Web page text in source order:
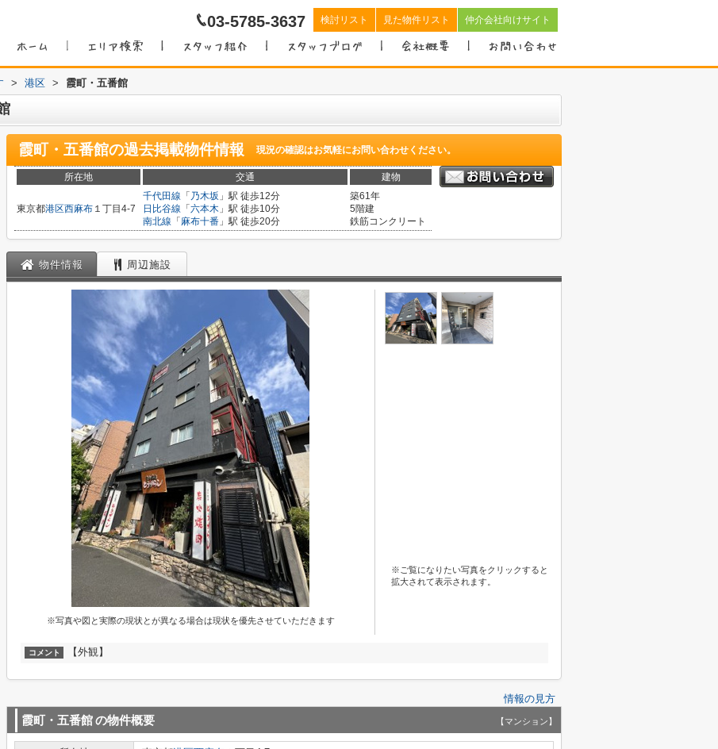
03-5785-3637 検討リスト 見た物件リスト 仲介会社向けサイト
> 港区 > 霞町・五番館
霞町・五番館の過去掲載物件情報 現況の確認はお気軽にお問い合わせください。
所在地 交通 建物
東京都港区西麻布 １丁目4-7
千代田線 「 乃木坂 」駅 徒歩12分
日比谷線 「 六本木 」駅 徒歩10分
南北線 「 麻布十番 」駅 徒歩20分
築61年
5階建
鉄筋コンクリート
物件情報 周辺施設
※写真や図と実際の現状とが異なる場合は現状を優先させていただきます
※ご覧になりたい写真をクリックすると
拡大されて表示されます。
コメント 【外観】
情報の見方
霞町・五番館の物件概要 【マンション】